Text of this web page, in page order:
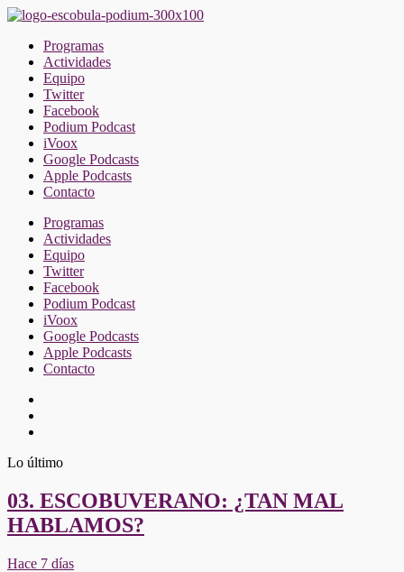
Saltar
contenidoProgramas
Actividades
Equipo
Twitter
Facebook
Podium Podcast
iVoox
Google Podcasts
Apple Podcasts
Contacto
Programas
Actividades
Equipo
Twitter
Facebook
Podium Podcast
iVoox
Google Podcasts
Apple Podcasts
Contacto
Lo último
03. ESCOBUVERANO: ¿TAN MAL
HABLAMOS?
Hace 7 días